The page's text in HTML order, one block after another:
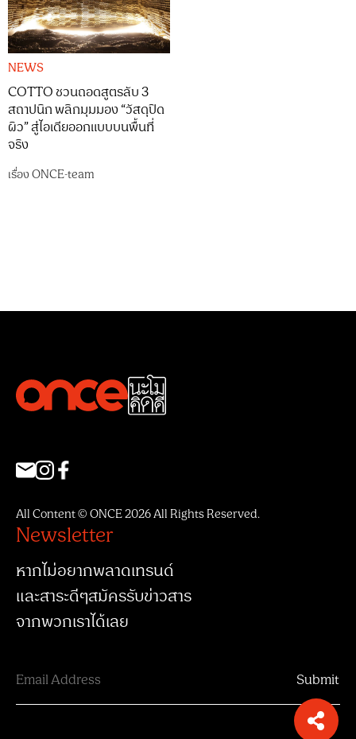
NEWS
COTTO ชวนถอดสูตรลับ 3
สถาปนิก พลิกมุมมอง “วัสดุปิด
ผิว” สู่ไอเดียออกแบบบนพื้นที่
จริง
เรื่องONCE-team
All Content © ONCE 2026 All Rights Reserved.
Newsletter
หากไม่อยากพลาดเทรนด์
และสาระดีๆสมัครรับข่าวสาร
จากพวกเราได้เลย